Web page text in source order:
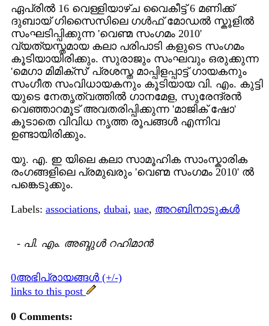
ഏപ്രില്‍ 16 വെള്ളിയാഴ്ച വൈകീട്ട് 6 മണിക്ക്
ദുബായ് ഗിസൈസിലെ ഗള്‍ഫ് മോഡല്‍ സ്കൂളില്‍
സംഘടിപ്പിക്കുന്ന 'വെണ്മ സംഗമം 2010'
വ്യത്യസ്തമായ കലാ പരിപാടി കളുടെ സംഗമം
കൂടിയായിരിക്കും. സുരാജും സംഘവും ഒരുക്കുന്ന
'മെഗാ മിമിക്സ്' പ്രശസ്ത മാപ്പിളപ്പാട്ട് ഗായകനും
സംഗീത സംവിധായകനും കൂടിയായ വി. എം. കുട്ടി
യുടെ നേതൃത്വത്തില്‍ ഗാനമേള, സുരേന്ദ്രന്‍
വെഞ്ഞാറമൂട് അവതരിപ്പിക്കുന്ന 'മാജിക്‌ ഷോ'
കൂടാതെ വിവിധ നൃത്ത രൂപങ്ങള്‍ എന്നിവ
ഉണ്ടായിരിക്കും.
യു. എ. ഇ യിലെ കലാ സാമൂഹിക സാംസ്കാരിക
രംഗങ്ങളിലെ പ്രമുഖരും 'വെണ്മ സംഗമം 2010' ല്‍
പങ്കെടുക്കും.
Labels: associations, dubai, uae, അറബിനാടുകള്‍
- പി. എം. അബ്ദുള്‍ റഹിമാന്‍
0അഭിപ്രായങ്ങള്‍ (+/-)
links to this post
0 Comments: